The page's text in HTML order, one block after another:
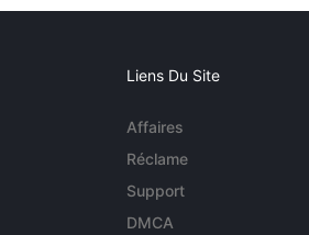
Liens Du Site
Affaires
Réclame
Support
DMCA